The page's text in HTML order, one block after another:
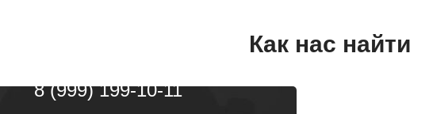
Как нас найти
8 (999) 199-10-11